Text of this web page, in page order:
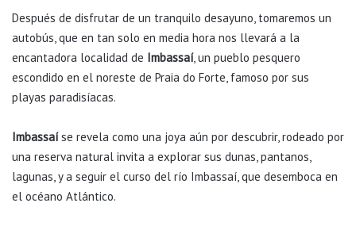
Después de disfrutar de un tranquilo desayuno, tomaremos un
autobús, que en tan solo en media hora nos llevará a la
encantadora localidad de Imbassaí, un pueblo pesquero
escondido en el noreste de Praia do Forte, famoso por sus
playas paradisíacas.
Imbassaíse revela como una joya aún por descubrir, rodeado por
una reserva natural invita a explorar sus dunas, pantanos,
lagunas, y a seguir el curso del río Imbassaí, que desemboca en
el océano Atlántico.